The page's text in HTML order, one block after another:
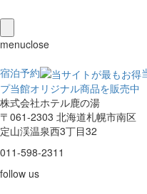
menuclose
宿泊予約
プ当館オリジナル商品を販売中
株式会社ホテル鹿の湯
〒061-2303 北海道札幌市南区
定山渓温泉西3丁目32
011-598-2311
follow us